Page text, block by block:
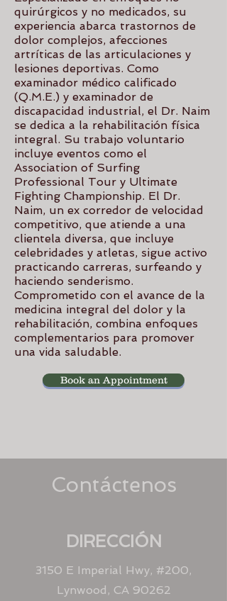
quirúrgicos y no medicados, su
experiencia abarca trastornos de
dolor complejos, afecciones
artríticas de las articulaciones y
lesiones deportivas. Como
examinador médico calificado
(Q.M.E.) y examinador de
discapacidad industrial, el Dr. Naim
se dedica a la rehabilitación física
integral. Su trabajo voluntario
incluye eventos como el
Association of Surfing
Professional Tour y Ultimate
Fighting Championship. El Dr.
Naim, un ex corredor de velocidad
competitivo, que atiende a una
clientela diversa, que incluye
celebridades y atletas, sigue activo
practicando carreras, surfeando y
haciendo senderismo.
Comprometido con el avance de la
medicina integral del dolor y la
rehabilitación, combina enfoques
complementarios para promover
una vida saludable.
Book an Appointment
Contáctenos
DIRECCIÓN
3150 E Imperial Hwy, #200,
Lynwood, CA 90262